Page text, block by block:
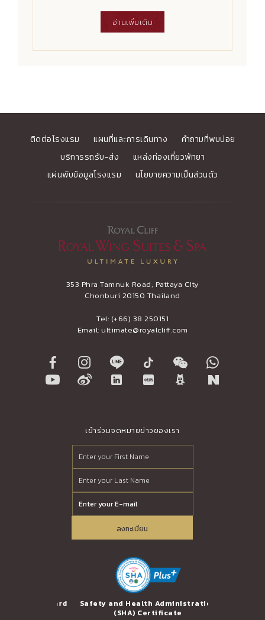
อ่านเพิ่มเติม
ติดต่อโรงแรม แผนที่และการเดินทาง
คำถามที่พบบ่อย
บริการรถรับ-ส่ง
แหล่งท่องเที่ยวพัทยา
แผ่นพับข้อมูลโรงแรม
นโยบายความเป็นส่วนตัว
353 Phra Tamnuk Road, Pattaya City
Chonburi 20150 Thailand
Tel: (+66) 38 250151
Email: ultimate@royalcliff.com
เข้าร่วมจดหมายข่าวของเรา
ลงทะเบียน
Safety and Health Administration
(SHA) Certificate